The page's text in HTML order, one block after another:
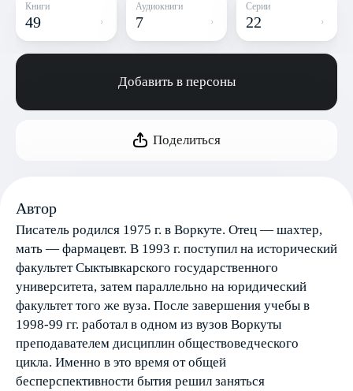
Книги
49
Аудиокниги
7
Серии
22
Добавить в персоны
Поделиться
Автор
Писатель родился 1975 г. в Воркуте. Отец — шахтер,
мать — фармацевт. В 1993 г. поступил на исторический
факультет Сыктывкарского государственного
университета, затем параллельно на юридический
факультет того же вуза. После завершения учебы в
1998-99 гг. работал в одном из вузов Воркуты
преподавателем дисциплин обществоведческого
цикла. Именно в это время от общей
бесперспективности бытия решил заняться